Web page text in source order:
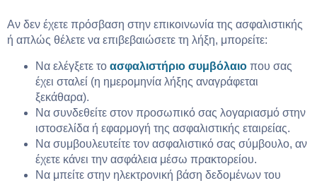
Αν δεν έχετε πρόσβαση στην επικοινωνία της ασφαλιστικής
ή απλώς θέλετε να επιβεβαιώσετε τη λήξη, μπορείτε:
Να ελέγξετε το ασφαλιστήριο συμβόλαιο που σας
έχει σταλεί (η ημερομηνία λήξης αναγράφεται
ξεκάθαρα).
Να συνδεθείτε στον προσωπικό σας λογαριασμό στην
ιστοσελίδα ή εφαρμογή της ασφαλιστικής εταιρείας.
Να συμβουλευτείτε τον ασφαλιστικό σας σύμβουλο, αν
έχετε κάνει την ασφάλεια μέσω πρακτορείου.
Να μπείτε στην ηλεκτρονική βάση δεδομένων του